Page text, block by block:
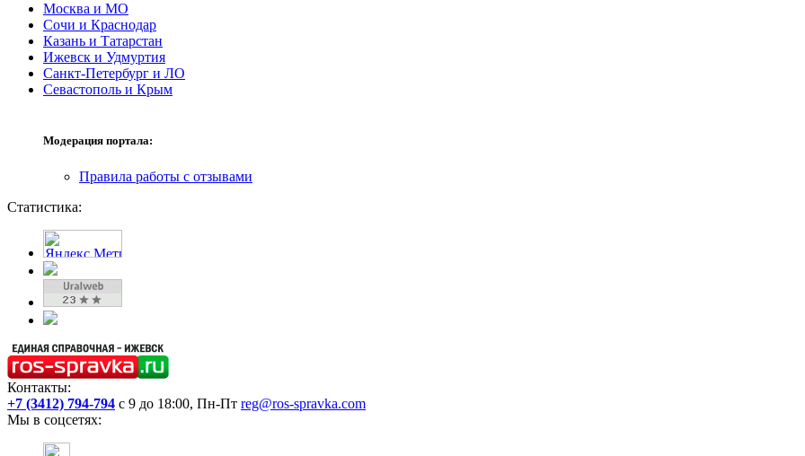
Москва и МО
Сочи и Краснодар
Казань и Татарстан
Ижевск и Удмуртия
Санкт-Петербург и ЛО
Севастополь и Крым
Модерация портала:
Правила работы с отзывами
Статистика:
Контакты:
+7 (3412) 794-794 с 9 до 18:00, Пн-Пт reg@ros-spravka.com
Мы в соцсетях: